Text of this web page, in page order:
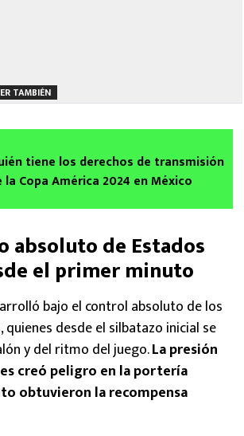
TAMBIÉN
tiene los derechos de transmisión
la Copa América 2024 en México
absoluto de Estados
el primer minuto
bajo el control absoluto de los
quienes desde el silbatazo inicial se
y del ritmo del juego.La presión
creó peligro en la portería
obtuvieron la recompensa